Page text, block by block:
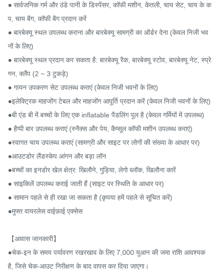
● सार्वजनिक गर्म और ठंडे पानी के डिस्पेंसर, कॉफी मशीन, केतली, चाय सेट, चाय के क
प, चाय बैग, कॉफी बैग प्रदान करें
● बारबेक्यू स्थल उपलब्ध कराना और बारबेक्यू सामग्री का ऑर्डर देना (केवल निजी भव
नों के लिए)
● बारबेक्यू स्थल प्रदान कर सकता है: बारबेक्यू रैक, बारबेक्यू स्टोव, बारबेक्यू नेट, स्प्रे
गन, क्लैंप (2 ~ 3 टुकड़े)
● गायन उपकरण सेट उपलब्ध कराएं (केवल निजी भवनों के लिए)
●इलेक्ट्रिक माहजोंग टेबल और माहजोंग आपूर्ति प्रदान करें (केवल निजी भवनों के लिए)
●बी एंड बी में बच्चों के लिए एक inflatable पैडलिंग पूल है (केवल गर्मियों में उपलब्ध)
● हैप्पी बार उपलब्ध कराएं (स्नैक्स और पेय, कैप्सूल कॉफी मशीन उपलब्ध कराएं)
●स्वागत चाय उपलब्ध कराएं (सामग्री और साइट पर लोगों की संख्या के आधार पर)
●आउटडोर लैंडस्केप आंगन और बड़ा लॉन
●बच्चों का इनडोर खेल क्षेत्र: खिलौने, गुड़िया, लेगो ब्लॉक, खिलौना कारें
● साइकिलें उपलब्ध कराई जाती हैं (साइट पर स्थिति के आधार पर)
● सामान पहले से ही रखा जा सकता है (कृपया हमें पहले से सूचित करें)
●मुफ्त वायरलेस वाईफ़ाई एक्सेस
【आवास जानकारी】
●चेक-इन के समय पर्यावरण रखरखाव के लिए 7,000 युआन की जमा राशि आवश्यक
है, जिसे चेक-आउट निरीक्षण के बाद वापस कर दिया जाएगा।